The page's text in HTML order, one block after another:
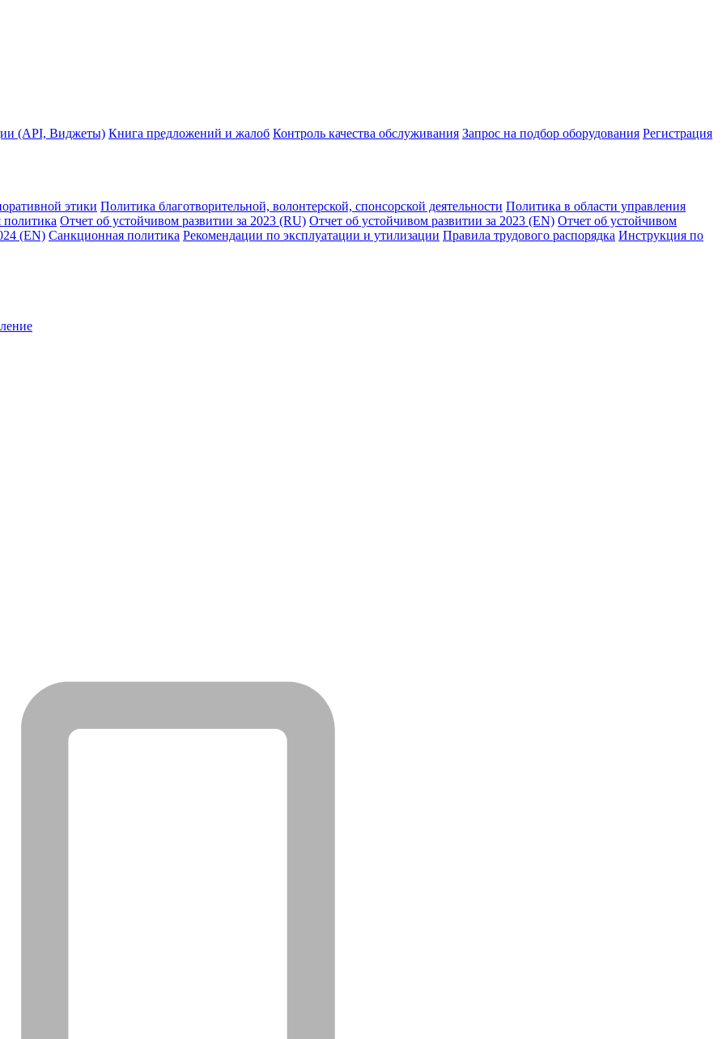
(API, Виджеты) Книга предложений и жалоб Контроль качества обслуживания Запрос на подбор оборудования Регистрация
этики Политика благотворительной, волонтерской, спонсорской деятельности Политика в области управления
Отчет об устойчивом развитии за 2023 (RU) Отчет об устойчивом развитии за 2023 (EN) Отчет об устойчивом
(EN) Санкционная политика Рекомендации по эксплуатации и утилизации Правила трудового распорядка Инструкция по